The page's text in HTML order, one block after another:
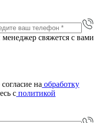
свяжется с вами
на обработку
с политикой